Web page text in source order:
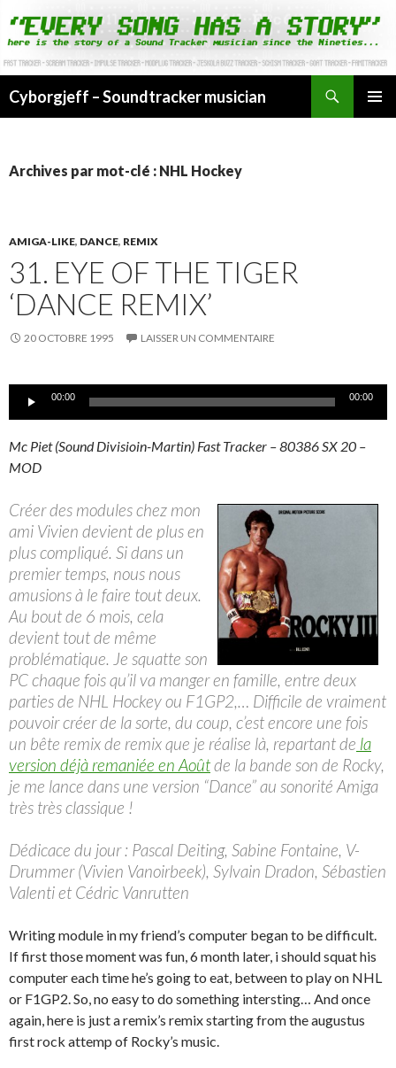
Cyborgjeff – Soundtracker musician
Archives par mot-clé : NHL Hockey
AMIGA-LIKE, DANCE, REMIX
31. EYE OF THE TIGER
‘DANCE REMIX’
20 OCTOBRE 1995 LAISSER UN COMMENTAIRE
Lecteur00:00 00:00
Mc Piet (Sound Divisioin-Martin) Fast Tracker – 80386 SX 20 –
MOD
Créer des modules chez mon
ami Vivien devient de plus en
plus compliqué. Si dans un
premier temps, nous nous
amusions à le faire tout deux.
Au bout de 6 mois, cela
devient tout de même
problématique. Je squatte son
PC chaque fois qu’il va manger en famille, entre deux
parties de NHL Hockey ou F1GP2,… Difficile de vraiment
pouvoir créer de la sorte, du coup, c’est encore une fois
un bête remix de remix que je réalise là, repartant de la
version déjà remaniée en Aoûtde la bande son de Rocky,
je me lance dans une version “Dance” au sonorité Amiga
très très classique !
Dédicace du jour : Pascal Deiting, Sabine Fontaine, V-
Drummer (Vivien Vanoirbeek), Sylvain Dradon, Sébastien
Valenti et Cédric Vanrutten
Writing module in my friend’s computer began to be difficult.
If first those moment was fun, 6 month later, i should squat his
computer each time he’s going to eat, between to play on NHL
or F1GP2. So, no easy to do something intersting… And once
again, here is just a remix’s remix starting from the augustus
first rock attemp of Rocky’s music.